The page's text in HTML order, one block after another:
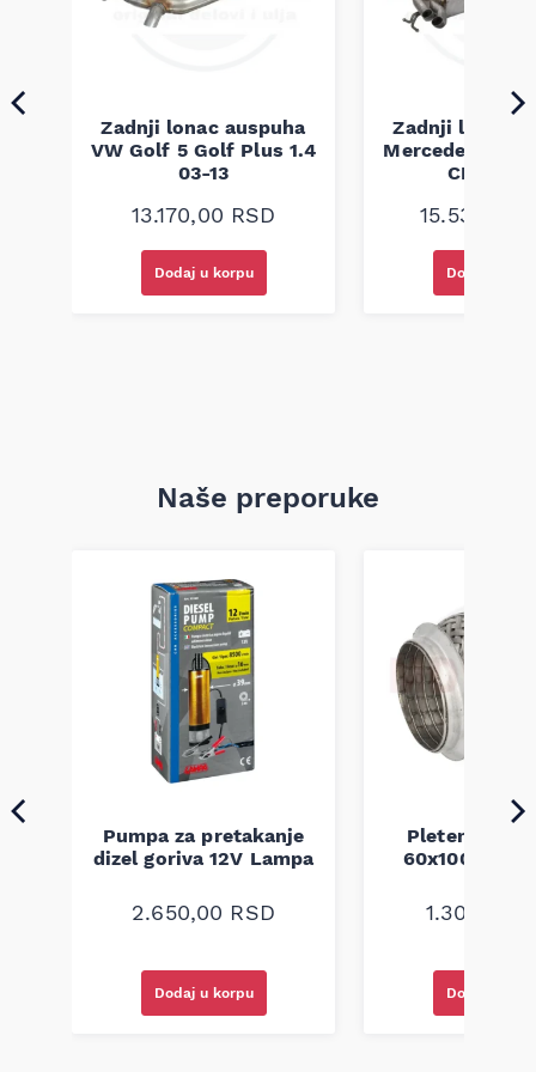
Zadnji lonac auspuha
VW Golf 5 Golf Plus 1.4
03-13
13.170,00 RSD
Dodaj u korpu
Zadnji lonac
Mercedes E
CDI 98-
15.530,00
Dodaj u
Naše preporuke
Pumpa za pretakanje
dizel goriva 12V Lampa
2.650,00 RSD
Dodaj u korpu
Pletenica
60x100
1.300,00
Dodaj u